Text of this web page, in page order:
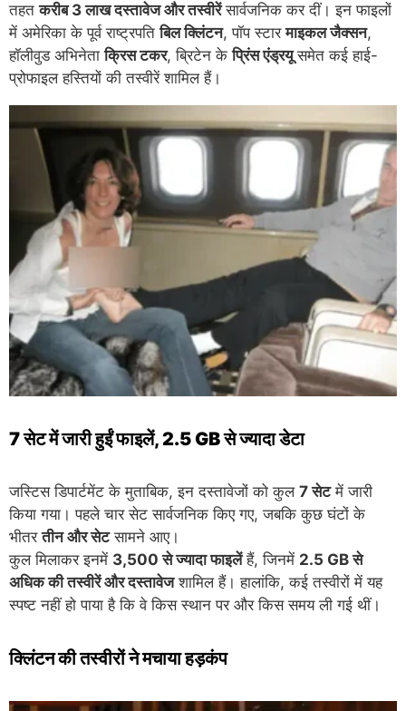
तहतकरीब 3 लाख दस्तावेज और तस्वीरेंसार्वजनिक कर दीं। इन फाइलों
में अमेरिका के पूर्व राष्ट्रपतिबिल क्लिंटन, पॉप स्टारमाइकल जैक्सन,
हॉलीवुड अभिनेताक्रिस टकर, ब्रिटेन केप्रिंस एंड्रयूसमेत कई हाई-
प्रोफाइल हस्तियों की तस्वीरें शामिल हैं।
7 सेट में जारी हुईं फाइलें, 2.5 GB से ज्यादा डेटा
जस्टिस डिपार्टमेंट के मुताबिक, इन दस्तावेजों को कुल 7 सेटमें जारी
किया गया। पहले चार सेट सार्वजनिक किए गए, जबकि कुछ घंटों के
भीतरतीन और सेटसामने आए।
कुल मिलाकर इनमें 3,500 से ज्यादा फाइलेंहैं, जिनमें 2.5 GB से
अधिक की तस्वीरें और दस्तावेजशामिल हैं। हालांकि, कई तस्वीरों में यह
स्पष्ट नहीं हो पाया है कि वे किस स्थान पर और किस समय ली गई थीं।
क्लिंटन की तस्वीरों ने मचाया हड़कंप